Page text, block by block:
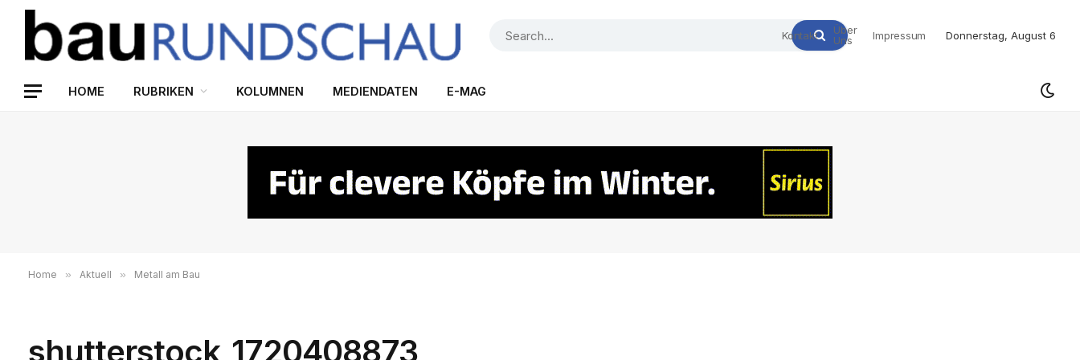
Kontakt
Über
Uns
Impressum Donnerstag, August 6
HOME RUBRIKEN KOLUMNEN MEDIENDATEN E-MAG
Home » Aktuell » Metall am Bau
shutterstock_1720408873